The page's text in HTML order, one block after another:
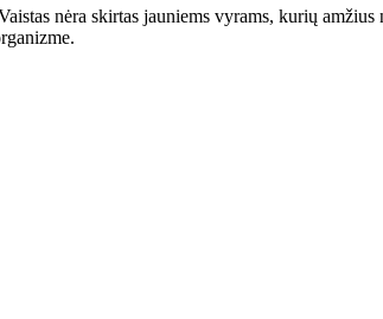
nėra skirtas jauniems vyrams, kurių